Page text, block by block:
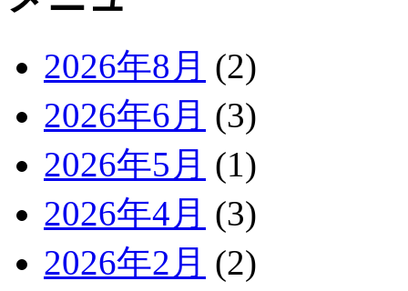
2026年8月 (2)
2026年6月 (3)
2026年5月 (1)
2026年4月 (3)
2026年2月 (2)